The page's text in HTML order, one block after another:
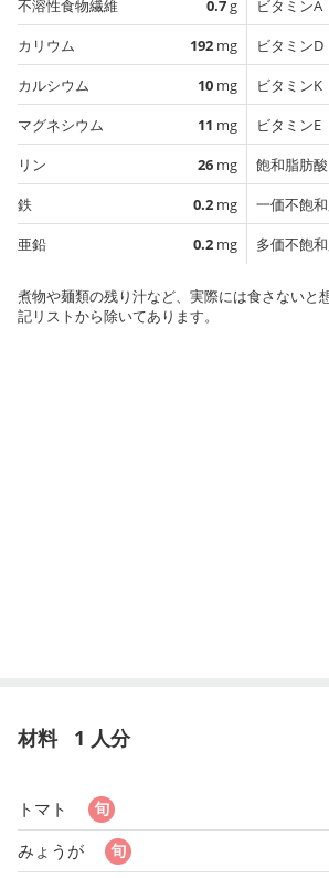
不溶性食物繊維
0.7g
カリウム
192 mg
カルシウム
10 mg
マグネシウム
11 mg
リン
26 mg
鉄
0.2 mg
亜鉛
0.2 mg
ビタミンA
ビタミンD
ビタミンK
ビタミンE
飽和脂肪酸
一価不飽
多価不飽
煮物や麺類の残り汁など、実際には食さないと
記リストから除いてあります。
材料 1 人分
トマト
みょうが